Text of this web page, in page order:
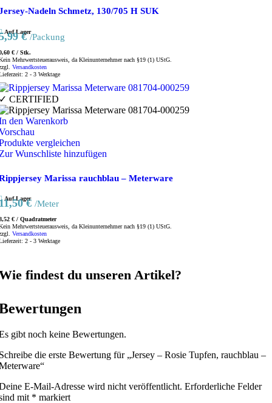
Nadeln Schmetz, 130/705 H SUK
Auf Lager
€ /Packung
€ / Stk.
Mehrwertsteuerausweis, da Kleinunternehmer nach §19 (1) UStG.
Versandkosten
2 - 3 Werktage
CERTIFIED
den Warenkorb
vergleichen
Wunschliste hinzufügen
Marissa rauchblau – Meterware
Auf Lager
€ /Meter
€ / Quadratmeter
Mehrwertsteuerausweis, da Kleinunternehmer nach §19 (1) UStG.
Versandkosten
2 - 3 Werktage
findest du unseren Artikel?
gibt noch keine Bewertungen.
die erste Bewertung für „Jersey – Rosie Tupfen, rauchblau –
E-Mail-Adresse wird nicht veröffentlicht. Erforderliche Felder
mit * markiert